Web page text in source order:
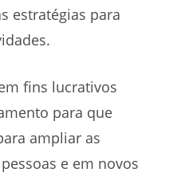
estratégias para
fins lucrativos
para que
ampliar as
e em novos